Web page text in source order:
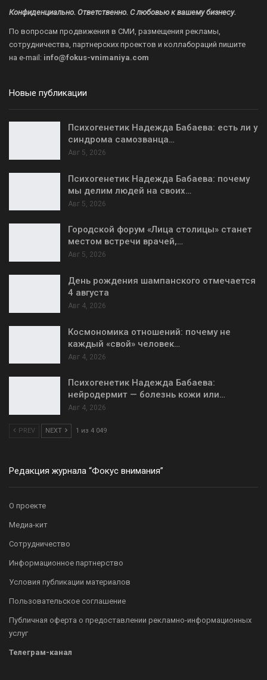
Конфиденциально. Ответственно. С любовью к вашему бизнесу.
По вопросам продвижения в СМИ, размещения рекламы,
сотрудничества, партнерских проектов и коллабораций пишите
на e-mail: info@fokus-vnimaniya.com
Новые публикации
Психогенетик Надежда Бабаева: есть ли у
синдрома самозванца…
Авг 5, 2026
Психогенетик Надежда Бабаева: почему
мы делим людей на своих…
Авг 5, 2026
Городской форум «Лица столицы» станет
местом встречи врачей,…
Авг 5, 2026
День рождения шампанского отмечается
4 августа
Авг 4, 2026
Космономика отношений: почему не
каждый «свой» человек…
Авг 4, 2026
Психогенетик Надежда Бабаева:
нейродермит — болезнь кожи или…
Авг 4, 2026
PREV NEXT 1 из 4 049
Редакция журнала “Фокус внимания”
О проекте
Медиа-кит
Сотрудничество
Информационное партнерство
Условия публикации материалов
Пользовательское соглашение
Публичная оферта о предоставлении рекламно-информационных
услуг
Телеграм-канал